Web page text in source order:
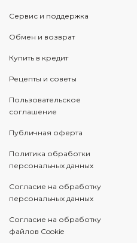
Сервис и поддержка
Обмен и возврат
Купить в кредит
Рецепты и советы
Пользовательское
соглашение
Публичная оферта
Политика обработки
персональных данных
Согласие на обработку
персональных данных
Согласие на обработку
файлов Cookie